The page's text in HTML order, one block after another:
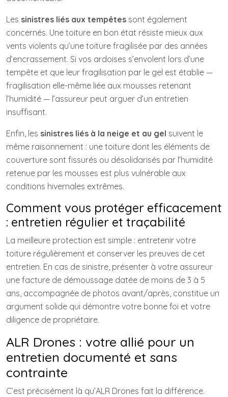
Les sinistres liés aux tempêtes sont également
concernés. Une toiture en bon état résiste mieux aux
vents violents qu’une toiture fragilisée par des années
d’encrassement. Si vos ardoises s’envolent lors d’une
tempête et que leur fragilisation par le gel est établie —
fragilisation elle-même liée aux mousses retenant
l’humidité — l’assureur peut arguer d’un entretien
insuffisant.
Enfin, les sinistres liés à la neige et au gel suivent le
même raisonnement : une toiture dont les éléments de
couverture sont fissurés ou désolidarisés par l’humidité
retenue par les mousses est plus vulnérable aux
conditions hivernales extrêmes.
Comment vous protéger efficacement
: entretien régulier et traçabilité
La meilleure protection est simple : entretenir votre
toiture régulièrement et conserver les preuves de cet
entretien. En cas de sinistre, présenter à votre assureur
une facture de démoussage datée de moins de 3 à 5
ans, accompagnée de photos avant/après, constitue un
argument solide qui démontre votre bonne foi et votre
diligence de propriétaire.
ALR Drones : votre allié pour un
entretien documenté et sans
contrainte
C’est précisément là qu’ALR Drones fait la différence.